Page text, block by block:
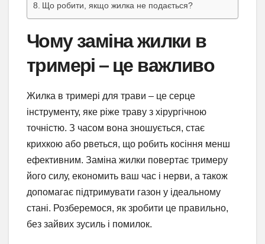
Що робити, якщо жилка не подається?
Чому заміна жилки в
тримері – це важливо
Жилка в тримері для трави – це серце
інструменту, яке ріже траву з хірургічною
точністю. З часом вона зношується, стає
крихкою або рветься, що робить косіння менш
ефективним. Заміна жилки повертає тримеру
його силу, економить ваш час і нерви, а також
допомагає підтримувати газон у ідеальному
стані. Розберемося, як зробити це правильно,
без зайвих зусиль і помилок.